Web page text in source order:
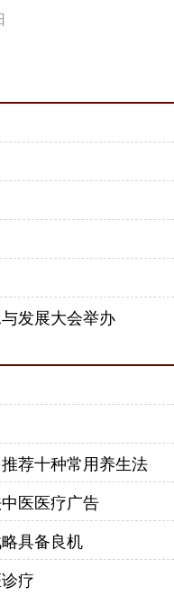
发展大会举办
荐十种常用养生法
医医疗广告
具备良机
疗